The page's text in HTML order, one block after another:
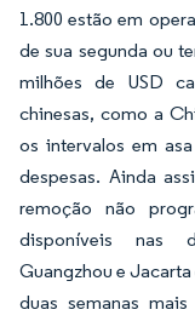
1.800 estão em
de sua segunda ou
milhões de USD
chinesas, como a
os intervalos em
despesas. Ainda
remoção não
disponíveis nas
Guangzhou e
duas semanas